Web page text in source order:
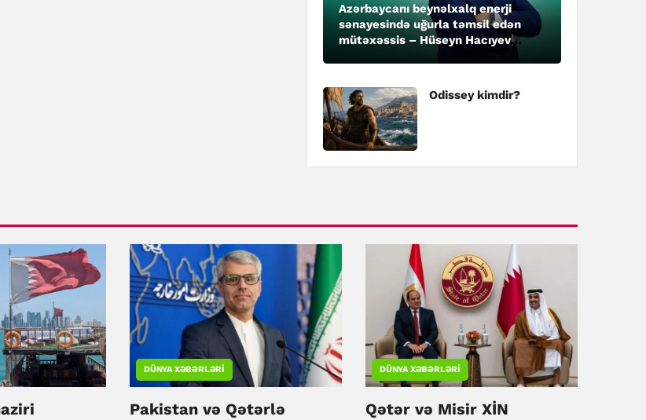
Azərbaycanı beynəlxalq enerji
sənayesində uğurla təmsil edən
mütəxəssis – Hüseyn Hacıyev
Odissey kimdir?
DÜNYA XƏBƏRLƏRI
Pakistan və Qətərlə
DÜNYA XƏBƏRLƏRI
Qətər və Misir XİN